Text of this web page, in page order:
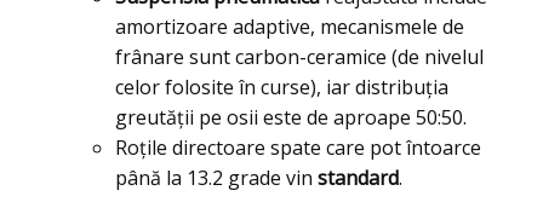
amortizoare adaptive, mecanismele de
frânare sunt carbon-ceramice (de nivelul
celor folosite în curse), iar distribuția
greutății pe osii este de aproape 50:50.
Roțile directoare spate care pot întoarce
până la 13.2 grade vin standard.